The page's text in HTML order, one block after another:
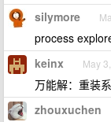
silymore
process
keinx May
万能解：重装
zhouxuchen